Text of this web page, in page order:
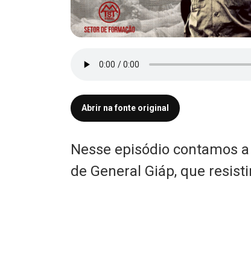
Abrir na fonte original
Nesse episódio contamos
de General Giáp, que